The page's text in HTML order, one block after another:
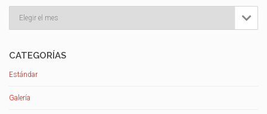

CATEGORÍAS
Estándar
Galería